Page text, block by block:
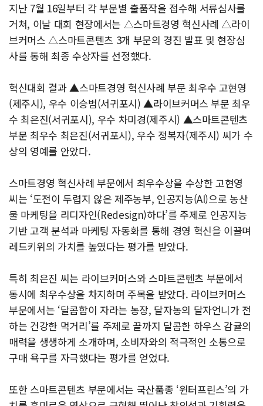
지난 7월 16일부터 각 부문별 출품작을 접수해 서류심사를
거쳐, 이날 대회 현장에서는 △스마트경영 혁신사례 △라이
브커머스 △스마트콘텐츠 3개 부문의 경진 발표 및 현장심
사를 통해 최종 수상자를 선정했다.
혁신대회 결과 ▲스마트경영 혁신사례 부문 최우수 고현영
(제주시), 우수 이승범(서귀포시) ▲라이브커머스 부문 최우
수 최은진(서귀포시), 우수 차미경(제주시) ▲스마트콘텐츠
부문 최우수 최은진(서귀포시), 우수 정복자(제주시) 씨가 수
상의 영예를 안았다.
스마트경영 혁신사례 부문에서 최우수상을 수상한 고현영
씨는 ‘도전이 두렵지 않은 제주농부, 인공지능(AI)으로 농산
물 마케팅을 리디자인(Redesign)하다’를 주제로 인공지능
기반 고객 분석과 마케팅 자동화를 통해 경영 혁신을 이끌며
레드키위의 가치를 높였다는 평가를 받았다.
특히 최은진 씨는 라이브커머스와 스마트콘텐츠 부문에서
동시에 최우수상을 차지하며 주목을 받았다. 라이브커머스
부문에서는 ‘달콤함이 자라는 농장, 달자농의 달자언니가 전
하는 건강한 먹거리’를 주제로 끝까지 달콤한 하우스 감귤의
매력을 생생하게 소개하며, 소비자와의 적극적인 소통으로
구매 욕구를 자극했다는 평가를 얻었다.
또한 스마트콘텐츠 부문에서는 국산품종 ‘윈터프린스’의 가